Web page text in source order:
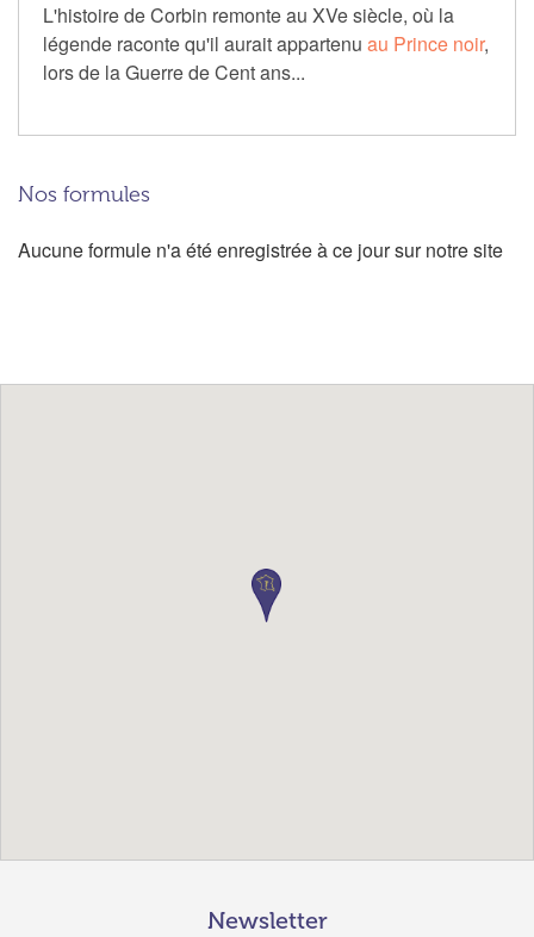
L'histoire de Corbin remonte au XVe siècle, où la
légende raconte qu'il aurait appartenu au Prince noir,
lors de la Guerre de Cent ans...
Nos formules
Aucune formule n'a été enregistrée à ce jour sur notre site
Newsletter